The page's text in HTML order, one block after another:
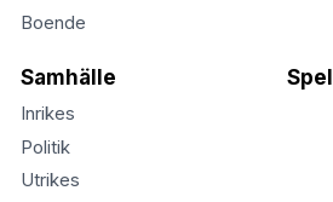
Boende
Samhälle
Inrikes
Politik
Utrikes
Spel